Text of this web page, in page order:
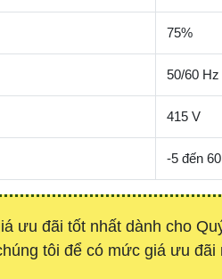
75%
50/60 Hz
415 V
-5 đến
ưu đãi tốt nhất dành cho
tôi để có mức giá ưu đãi